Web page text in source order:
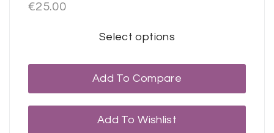
€25.00
Select options
Add To Compare
Add To Wishlist